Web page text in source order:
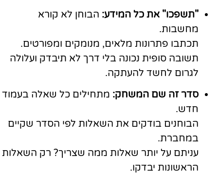
"תשפכו" את כל המידע: הבוחן לא קורא
מחשבות.
תכתבו פתרונות מלאים, מנומקים ומפורטים.
תשובה סופית נכונה בלי דרך לא תיבדק ועלולה
לגרום לחשד להעתקה.
סדר זה שם המשחק: מתחילים כל שאלה בעמוד
חדש.
הבוחנים בודקים את השאלות לפי הסדר שקיים
במחברת.
עניתם על יותר שאלות ממה שצריך? רק השאלות
הראשונות יבדקו.